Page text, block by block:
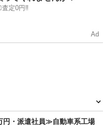
査定0円‼️
Ad
、空調家電
・派遣社員≫自動車系工場